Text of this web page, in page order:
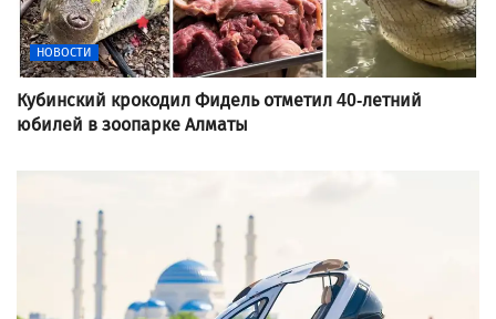
НОВОСТИ
Кубинский крокодил Фидель отметил 40-летний
юбилей в зоопарке Алматы